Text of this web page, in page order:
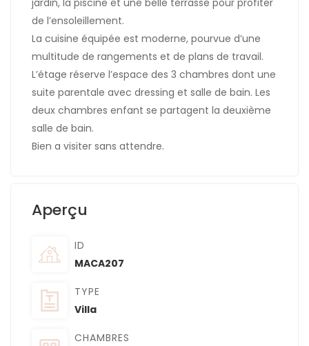
jardin, la piscine et une belle terrasse pour profiter
de l’ensoleillement.
La cuisine équipée est moderne, pourvue d’une
multitude de rangements et de plans de travail.
L’étage réserve l’espace des 3 chambres dont une
suite parentale avec dressing et salle de bain. Les
deux chambres enfant se partagent la deuxième
salle de bain.
Bien a visiter sans attendre.
Aperçu
ID
MACA207
TYPE
Villa
CHAMBRES